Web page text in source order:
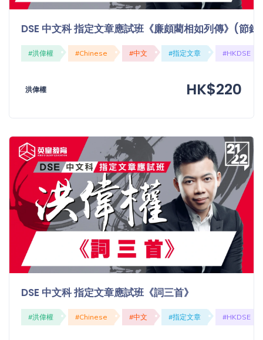
DSE 中文科 指定文章應試班《廉頗藺相如列傳》(節
#洪偉權 #Chinese #中文 #指定文章 #HKDSE
洪偉權 HK$220
DSE 中文科 指定文章應試班《詞三首》
#洪偉權 #Chinese #中文 #指定文章 #HKDSE